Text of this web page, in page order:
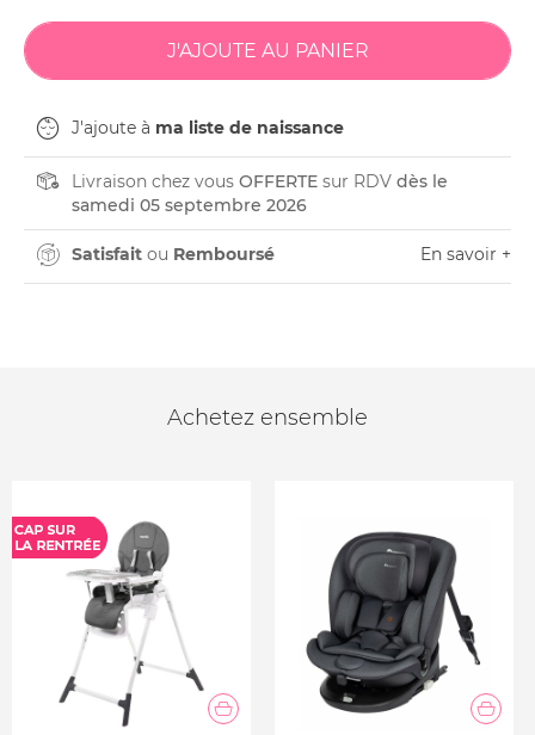
J'ajoute à ma liste de naissance
Livraison chez vous OFFERTE sur RDV dès le
samedi 05 septembre 2026
Satisfait ou Remboursé En savoir +
Achetez ensemble